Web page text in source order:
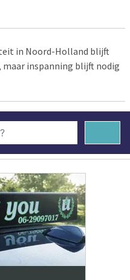
in Noord-Holland blijft
maar inspanning blijft nodig